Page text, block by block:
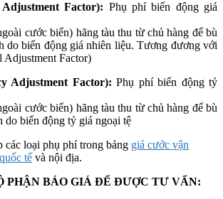
Factor): Phụ phí biến động giá
cước biển) hãng tàu thu từ chủ hàng để bù
do biến động giá nhiên liệu. Tương đương với
Adjustment Factor)
Adjustment Factor): Phụ phí biến động tỷ
cước biển) hãng tàu thu từ chủ hàng để bù
do biến động tỷ giá ngoại tệ
các loại phụ phí trong bảng giá cước vận
tế và nội địa.
PHẬN BÁO GIÁ ĐỂ ĐƯỢC TƯ VẤN: